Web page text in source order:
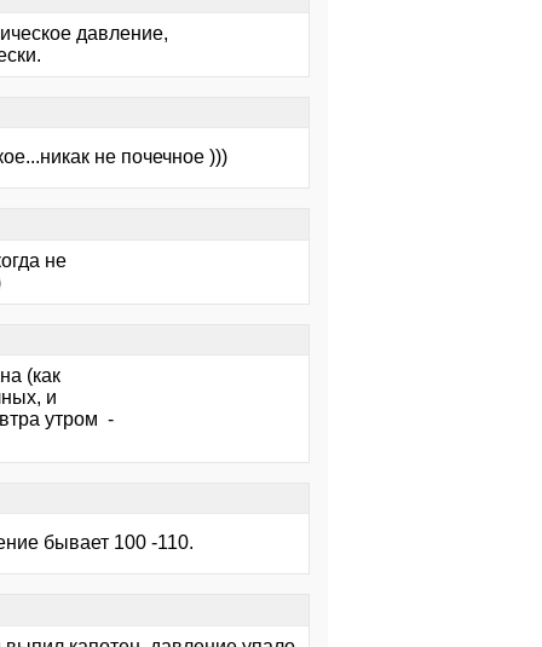
давление,
не почечное )))
не
(как
и
утром -
бывает 100 -110.